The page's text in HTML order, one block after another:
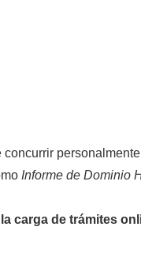
concurrir
Informe de Dominio
carga de trámites